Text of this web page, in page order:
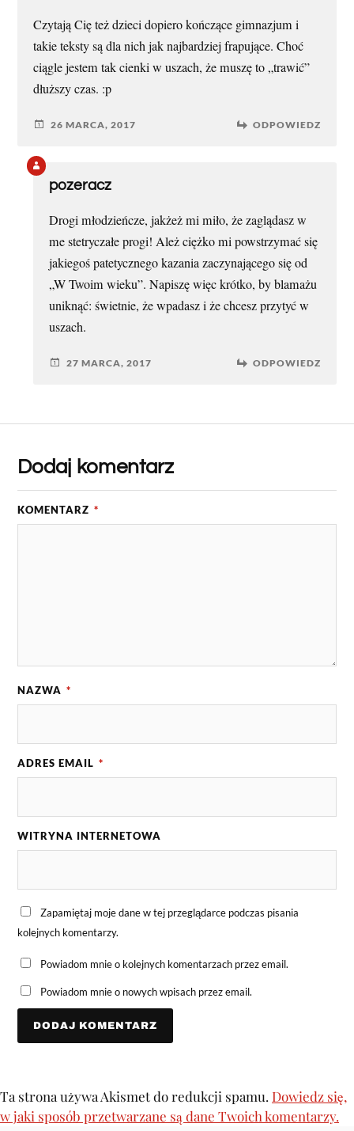
Czytają Cię też dzieci dopiero kończące gimnazjum i
takie teksty są dla nich jak najbardziej frapujące. Choć
ciągle jestem tak cienki w uszach, że muszę to „trawić”
dłuższy czas. :p
26 MARCA, 2017 ODPOWIEDZ
pozeracz
Drogi młodzieńcze, jakżeż mi miło, że zaglądasz w
me stetryczałe progi! Ależ ciężko mi powstrzymać się
jakiegoś patetycznego kazania zaczynającego się od
„W Twoim wieku”. Napiszę więc krótko, by blamażu
uniknąć: świetnie, że wpadasz i że chcesz przytyć w
uszach.
27 MARCA, 2017 ODPOWIEDZ
Dodaj komentarz
KOMENTARZ *
NAZWA *
ADRES EMAIL *
WITRYNA INTERNETOWA
Zapamiętaj moje dane w tej przeglądarce podczas pisania
kolejnych komentarzy.
Powiadom mnie o kolejnych komentarzach przez email.
Powiadom mnie o nowych wpisach przez email.
Ta strona używa Akismet do redukcji spamu. Dowiedz się,
w jaki sposób przetwarzane są dane Twoich komentarzy.